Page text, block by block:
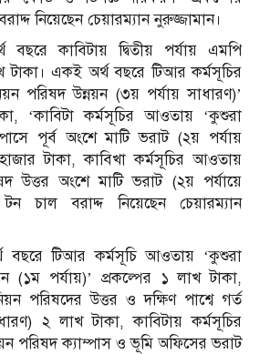
নিয়েছেন চেয়ারম্যান নুরুজ্জামান।
কাবিটায় দ্বিতীয় পর্যায় এমপি
টাকা। একই অর্থ বছরে টিআর কর্মসূচির
পরিষদ উন্নয়ন (৩য় পর্যায় সাধারণ)’
‘কাবিটা কর্মসূচির আওতায় ‘কুশুরা
পূর্ব অংশে মাটি ভরাট (২য় পর্যায়
টাকা, কাবিখা কর্মসূচির আওতায়
উত্তর অংশে মাটি ভরাট (২য় পর্যায়ে
চাল বরাদ্দ নিয়েছেন চেয়ারম্যান
বছরে টিআর কর্মসূচি আওতায় ‘কুশুরা
(১ম পর্যায়)’ প্রকল্পের ১ লাখ টাকা,
পরিষদের উত্তর ও দক্ষিণ পাশ্বে গর্ত
২ লাখ টাকা, কাবিটায় কর্মসূচির
পরিষদ ক্যাম্পাস ও ভূমি অফিসের ভরাট